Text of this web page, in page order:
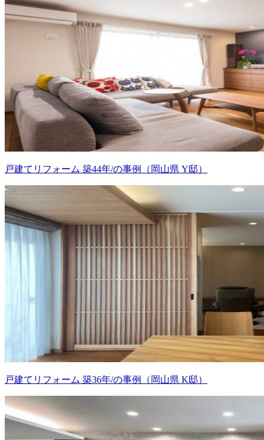
戸建てリフォーム 築44年/の事例（岡山県 Y邸）
戸建てリフォーム 築36年/の事例（岡山県 K邸）